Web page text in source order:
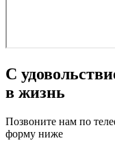
С
в жизнь
Позвоните нам по
форму ниже